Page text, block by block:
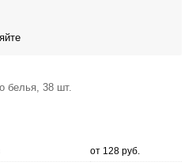
белья, 38 шт.
от 128 руб.